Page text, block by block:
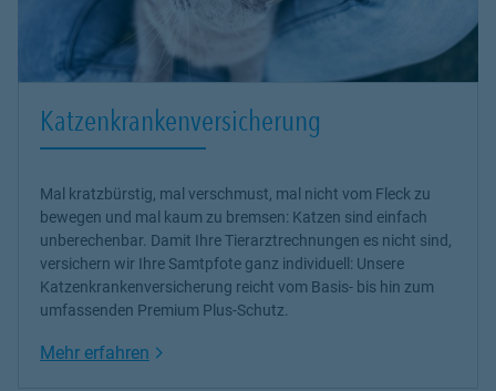
Katzenkrankenversicherung
Mal kratzbürstig, mal verschmust, mal nicht vom Fleck zu
bewegen und mal kaum zu bremsen: Katzen sind einfach
unberechenbar. Damit Ihre Tierarztrechnungen es nicht sind,
versichern wir Ihre Samtpfote ganz individuell: Unsere
Katzenkrankenversicherung reicht vom Basis- bis hin zum
umfassenden Premium Plus-Schutz.
Mehr erfahren Link Opens in New Tab